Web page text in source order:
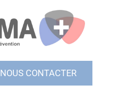
NOUS CONTACTER